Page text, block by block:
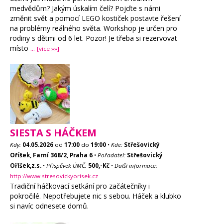
medvědům? Jakým úskalím čelí? Pojďte s námi
změnit svět a pomocí LEGO kostiček postavte řešení
na problémy reálného světa. Workshop je určen pro
rodiny s dětmi od 6 let. Pozor! Je třeba si rezervovat
místo ... [více »»]
SIESTA S HÁČKEM
Kdy: 04.05.2026 od 17:00 do 19:00 • Kde: Střešovický
Oříšek, Farní 368/2, Praha 6 • Pořadatel: Střešovický
Oříšek,z.s. • Příspěvek ÚMČ: 500,-Kč • Další informace:
http://www.stresovickyorisek.cz
Tradiční háčkovací setkání pro začátečníky i
pokročilé. Nepotřebujete nic s sebou. Háček a klubko
si navíc odnesete domů.